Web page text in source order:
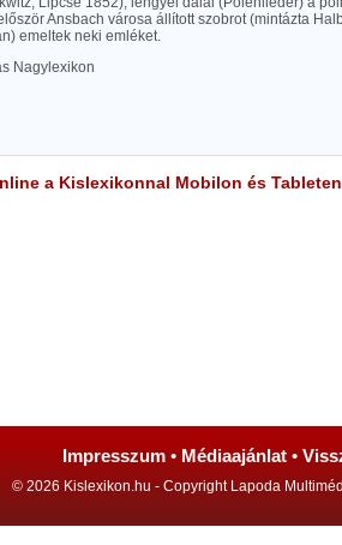
Ansbach városa állított szobrot (mintázta
emeltek neki emléket.
Nagylexikon
a Kislexikonnal Mobilon és
Impresszum • Médiaajánlat •
© 2026 Kislexikon.hu - Copyright Lapoda